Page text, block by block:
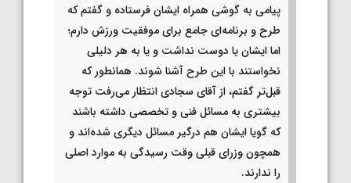
پیامی به گوشی همراه ایشان فرستاده و گفتم که
طرح و برنامه‌ای جامع برای موفقیت ورزش دارم؛
اما ایشان یا دوست نداشت و یا به هر دلیلی
نخواستند با این طرح آشنا شوند. همانطور که
قبل‌تر گفتم، از آقای سجادی انتظار می‌رفت توجه
بیشتری به مسائل فنی و تخصصی داشته باشند
که گویا ایشان هم درگیر مسائل دیگری شده‌اند و
همچون وزرای قبلی وقت رسیدگی به موارد اصلی
را ندارند.